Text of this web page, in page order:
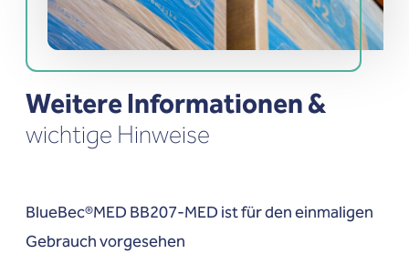
Weitere Informationen &
wichtige Hinweise
BlueBec®MED BB207-MED ist für den einmaligen
Gebrauch vorgesehen